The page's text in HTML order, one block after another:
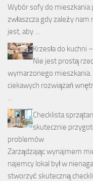
Wybór sofy do mieszkania
zwłaszcza gdy zależy nam
jest, aby …
Krzesła do kuchni
Nie jest prostą
wymarzonego
ciekawych rozwiązań
…
Checklista
skutecznie
problemów
Zarządzając wynajmem
najemcy lokal był w
stworzyć skuteczną